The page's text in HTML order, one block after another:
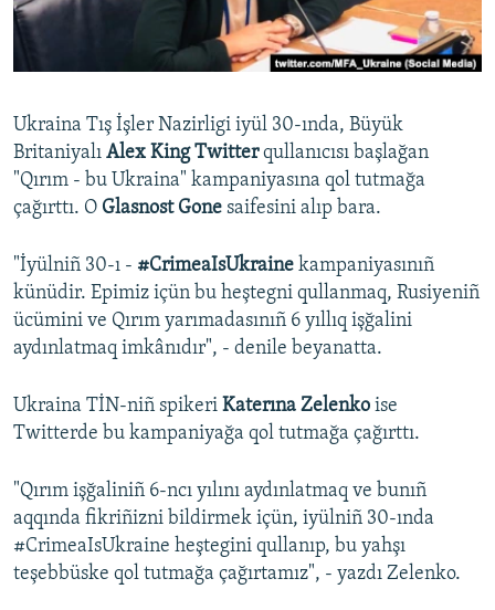
Українською
RFE/RS bütün saytları
Ukraina Tış İşler Nazirligi iyül 30-ında, Büyük
Britaniyalı Alex King Twitterqullanıcısı başlağan
"Qırım - bu Ukraina" kampaniyasına qol tutmağa
çağırttı. O Glasnost Gone saifesini alıp bara.
"İyülniñ 30-ı - #CrimeaIsUkraine kampaniyasınıñ
künüdir. Epimiz içün bu heştegni qullanmaq, Rusiyeniñ
ücümini ve Qırım yarımadasınıñ 6 yıllıq işğalini
aydınlatmaq imkânıdır", - denile beyanatta.
Ukraina TİN-niñ spikeri Katerına Zelenko ise
Twitterde bu kampaniyağa qol tutmağa çağırttı.
"Qırım işğaliniñ 6-ncı yılını aydınlatmaq ve bunıñ
aqqında fikriñizni bildirmek içün, iyülniñ 30-ında
#CrimeaIsUkraine heştegini qullanıp, bu yahşı
teşebbüske qol tutmağa çağırtamız", - yazdı Zelenko.